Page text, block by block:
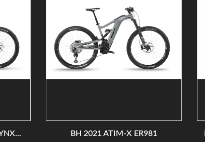
BH 2021 ATIM-X ER981